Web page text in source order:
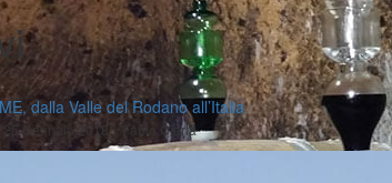
dalla Valle del Rodano all’Italia
25 Gennaio 2018 | Fabio Ciarla